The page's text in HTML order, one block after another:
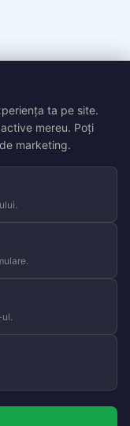
ta pe site.
mereu. Poți
marketing.
ul.